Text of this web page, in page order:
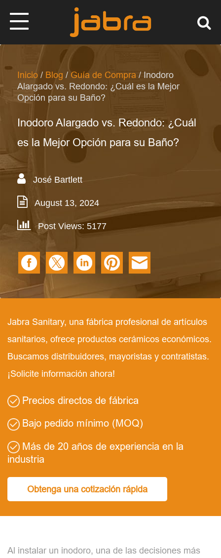
Inicio / Blog / Guía de Compra / Inodoro
Alargado vs. Redondo: ¿Cuál es la Mejor
Opción para su Baño?
Inodoro Alargado vs. Redondo: ¿Cuál
es la Mejor Opción para su Baño?
José Bartlett
August 13, 2024
Post Views: 5177
Jabra Sanitary, una fábrica profesional de artículos
sanitarios, ofrece productos cerámicos económicos.
Buscamos distribuidores, mayoristas y contratistas.
¡Solicite información ahora!
Precios directos de fábrica
Bajo pedido mínimo (MOQ)
Más de 20 años de experiencia en la
industria
Obtenga una cotización rápida
Al instalar un inodoro, una de las decisiones más